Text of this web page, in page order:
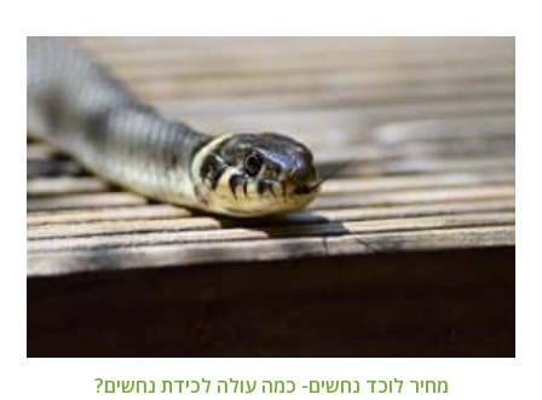
מחיר לוכד נחשים- כמה עולה לכידת נחשים?